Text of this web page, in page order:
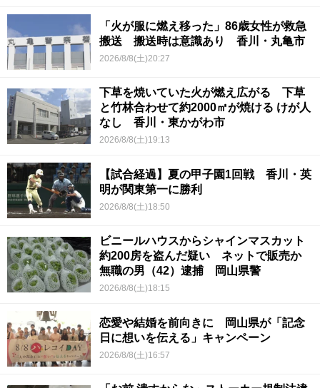
「火が服に燃え移った」86歳女性が救急
搬送 搬送時は意識あり 香川・丸亀市
2026/8/8(土)20:27
下草を焼いていた火が燃え広がる 下草
と竹林合わせて約2000㎡が焼ける けが人
なし 香川・東かがわ市
2026/8/8(土)19:13
【試合経過】夏の甲子園1回戦 香川・英
明が関東第一に勝利
2026/8/8(土)18:50
ビニールハウスからシャインマスカット
約200房を盗んだ疑い ネットで販売か
無職の男（42）逮捕 岡山県警
2026/8/8(土)18:15
恋愛や結婚を前向きに 岡山県が「記念
日に想いを伝える」キャンペーン
2026/8/8(土)16:57